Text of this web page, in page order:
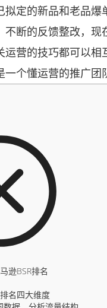
的新品和老品爆
不断的反馈整改，
运营的技巧都可以
个懂运营的推广团
逊BSR排名
名四大维度